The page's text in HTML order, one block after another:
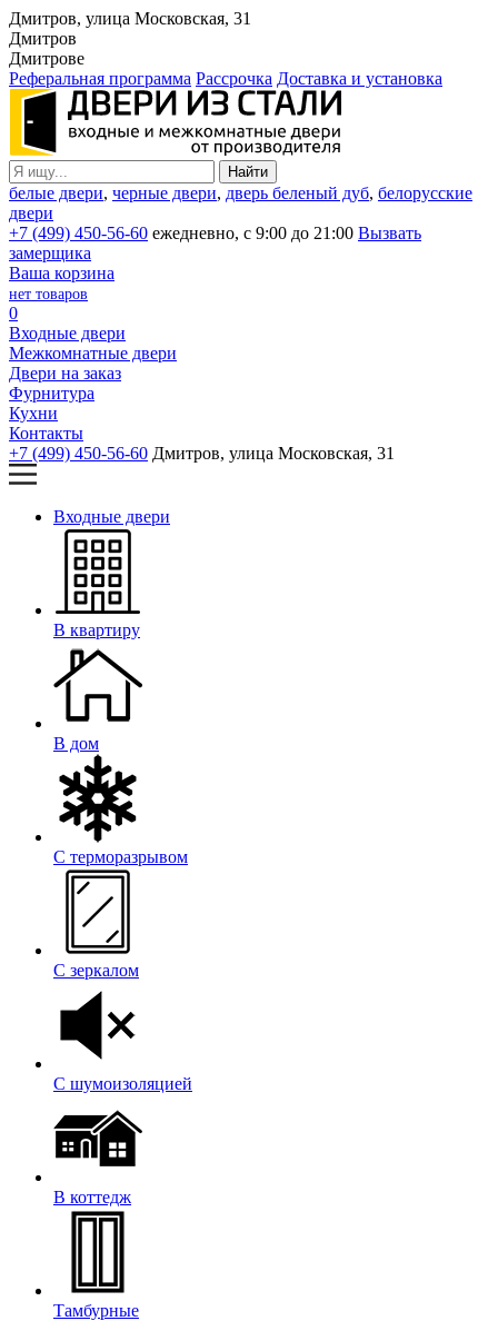
Дмитров, улица Московская, 31
Дмитров
Дмитрове
Реферальная программа Рассрочка Доставка и установка
белые двери, черные двери, дверь беленый дуб, белорусские
двери
+7 (499) 450-56-60 ежедневно, с 9:00 до 21:00 Вызвать
замерщика
Ваша корзина
нет товаров
0
Входные двери
Межкомнатные двери
Двери на заказ
Фурнитура
Кухни
Контакты
+7 (499) 450-56-60 Дмитров, улица Московская, 31
Входные двери
В квартиру
В дом
С терморазрывом
С зеркалом
С шумоизоляцией
В коттедж
Тамбурные